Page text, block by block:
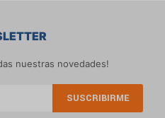
nuestras novedades!
SUSCRIBIRME